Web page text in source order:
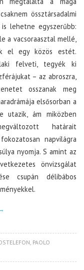
össztársadalmi
lehetne egyszerűbb:
a vacsoraasztal mellé,
el egy közös estét.
felveti, tegyék ki
– az abroszra,
osszanak meg
elsősorban a
utazik, ám miközben
határait
napvilágra
nyomja. S amint az
önvizsgálat
csupán délibábos
, PAOLO